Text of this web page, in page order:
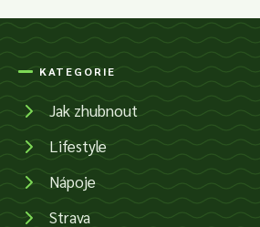
KATEGORIE
Jak zhubnout
Lifestyle
Nápoje
Strava